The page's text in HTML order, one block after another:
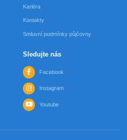
Kariéra
Kontakty
Smluvní podmínky půjčovny
Sledujte nás
Facebook
Instagram
Youtube